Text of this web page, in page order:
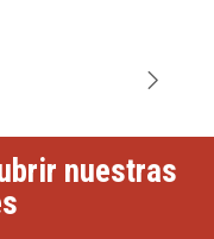
nuestras